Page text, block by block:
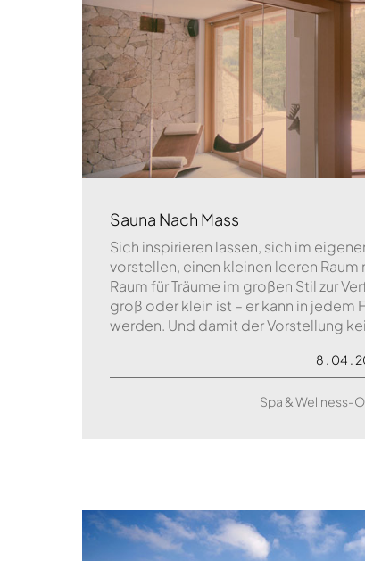
Sauna Nach Mass
Sich inspirieren lassen, sich im
vorstellen, einen kleinen leeren
Raum für Träume im großen Stil zur
groß oder klein ist – er kann in jedem
werden. Und damit der Vorstellung
8 . 04 .
Spa & Wellness-